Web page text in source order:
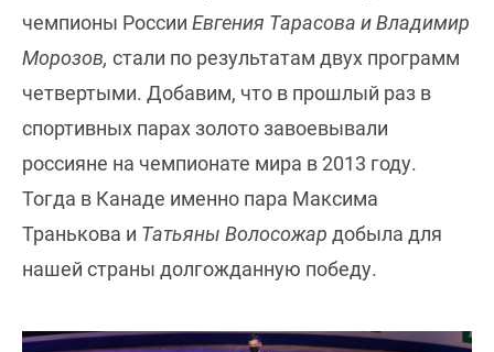
чемпионы России Евгения Тарасова и Владимир
Морозов, стали по результатам двух программ
четвертыми. Добавим, что в прошлый раз в
спортивных парах золото завоевывали
россияне на чемпионате мира в 2013 году.
Тогда в Канаде именно пара Максима
Транькова и Татьяны Волосожар добыла для
нашей страны долгожданную победу.